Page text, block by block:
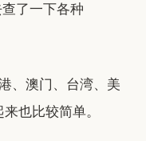
了一下各种
、澳门、台湾、美
来也比较简单。